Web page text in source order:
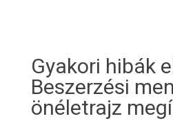
Gyakori hibák
Beszerzési
önéletrajz